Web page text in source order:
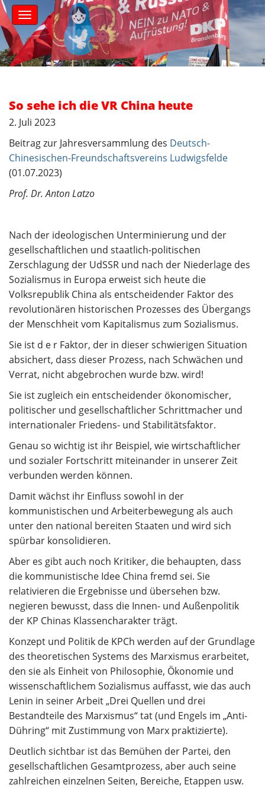
M
a
i
n
m
e
S
k
i
p
t
n
n
t
So sehe ich die VR China heute
2. Juli 2023
Beitrag zur Jahresversammlung des Deutsch-
Chinesischen-Freundschaftsvereins Ludwigsfelde
(01.07.2023)
Prof. Dr. Anton Latzo
Nach der ideologischen Unterminierung und der
gesellschaftlichen und staatlich-politischen
Zerschlagung der UdSSR und nach der Niederlage des
Sozialismus in Europa erweist sich heute die
Volksrepublik China als entscheidender Faktor des
revolutionären historischen Prozesses des Übergangs
der Menschheit vom Kapitalismus zum Sozialismus.
Sie ist d e r Faktor, der in dieser schwierigen Situation
absichert, dass dieser Prozess, nach Schwächen und
Verrat, nicht abgebrochen wurde bzw. wird!
Sie ist zugleich ein entscheidender ökonomischer,
politischer und gesellschaftlicher Schrittmacher und
internationaler Friedens- und Stabilitätsfaktor.
Genau so wichtig ist ihr Beispiel, wie wirtschaftlicher
und sozialer Fortschritt miteinander in unserer Zeit
verbunden werden können.
Damit wächst ihr Einfluss sowohl in der
kommunistischen und Arbeiterbewegung als auch
unter den national bereiten Staaten und wird sich
spürbar konsolidieren.
Aber es gibt auch noch Kritiker, die behaupten, dass
die kommunistische Idee China fremd sei. Sie
relativieren die Ergebnisse und übersehen bzw.
negieren bewusst, dass die Innen- und Außenpolitik
der KP Chinas Klassencharakter trägt.
Konzept und Politik de KPCh werden auf der Grundlage
des theoretischen Systems des Marxismus erarbeitet,
den sie als Einheit von Philosophie, Ökonomie und
wissenschaftlichem Sozialismus auffasst, wie das auch
Lenin in seiner Arbeit „Drei Quellen und drei
Bestandteile des Marxismus“ tat (und Engels im „Anti-
Dühring“ mit Zustimmung von Marx praktizierte).
Deutlich sichtbar ist das Bemühen der Partei, den
gesellschaftlichen Gesamtprozess, aber auch seine
zahlreichen einzelnen Seiten, Bereiche, Etappen usw.